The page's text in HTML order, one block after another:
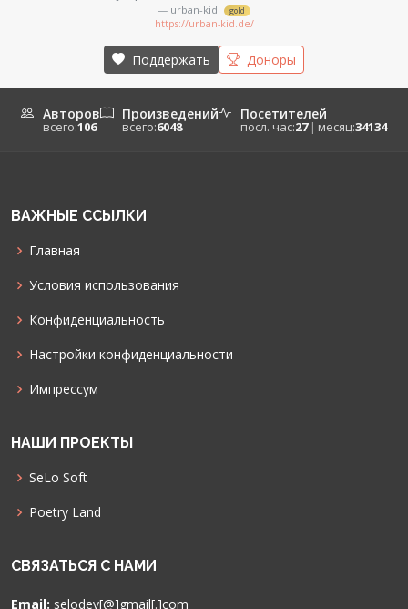
— urban-kid gold
https://urban-kid.de/
Поддержать Доноры
Авторов
всего:106
Произведений
всего:6048
Посетителей
посл. час:27 | месяц:34134
ВАЖНЫЕ ССЫЛКИ
Главная
Условия использования
Конфиденциальность
Настройки конфиденциальности
Импрессум
НАШИ ПРОЕКТЫ
SeLo Soft
Poetry Land
СВЯЗАТЬСЯ С НАМИ
Email: selodev[@]gmail[.]com